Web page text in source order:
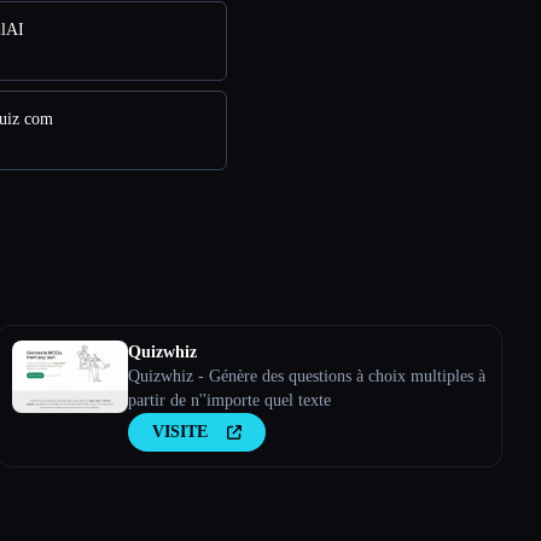
com
Quizwhiz
Quizwhiz - Génère des questions à choix multiples à
partir de n''importe quel texte
VISITE